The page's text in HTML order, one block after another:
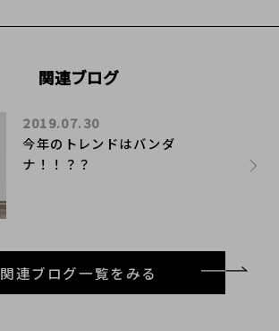
関連ブログ
今年のトレンドはバンダ
ナ！！？？
2019.07.30
関連ブログ一覧をみる